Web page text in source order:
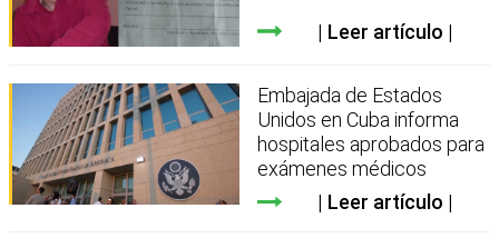
Leer artículo
Embajada de Estados
Unidos en Cuba informa
hospitales aprobados para
exámenes médicos
Leer artículo